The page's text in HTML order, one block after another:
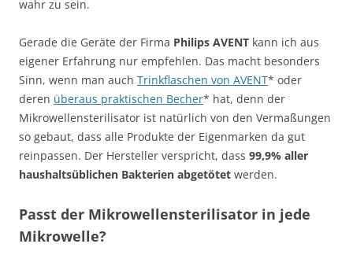
wahr zu sein.
Gerade die Geräte der Firma Philips AVENT kann ich aus
eigener Erfahrung nur empfehlen. Das macht besonders
Sinn, wenn man auch Trinkflaschen von AVENT* oder
deren überaus praktischen Becher* hat, denn der
Mikrowellensterilisator ist natürlich von den Vermaßungen
so gebaut, dass alle Produkte der Eigenmarken da gut
reinpassen. Der Hersteller verspricht, dass 99,9% aller
haushaltsüblichen Bakterien abgetötet werden.
Passt der Mikrowellensterilisator in jede
Mikrowelle?